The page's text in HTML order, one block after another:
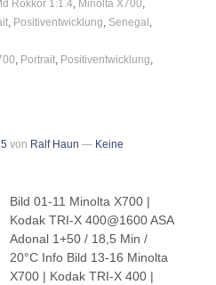
Rokkor 1:1.4 Minolta X700
Positiventwicklung Senegal
Portrait Positiventwicklung
von Ralf Haun — Keine
Bild 01-11 Minolta X700 |
Kodak TRI-X 400@1600 ASA
Adonal 1+50 / 18,5 Min /
20°C Info Bild 13-16 Minolta
X700 | Kodak TRI-X 400 |